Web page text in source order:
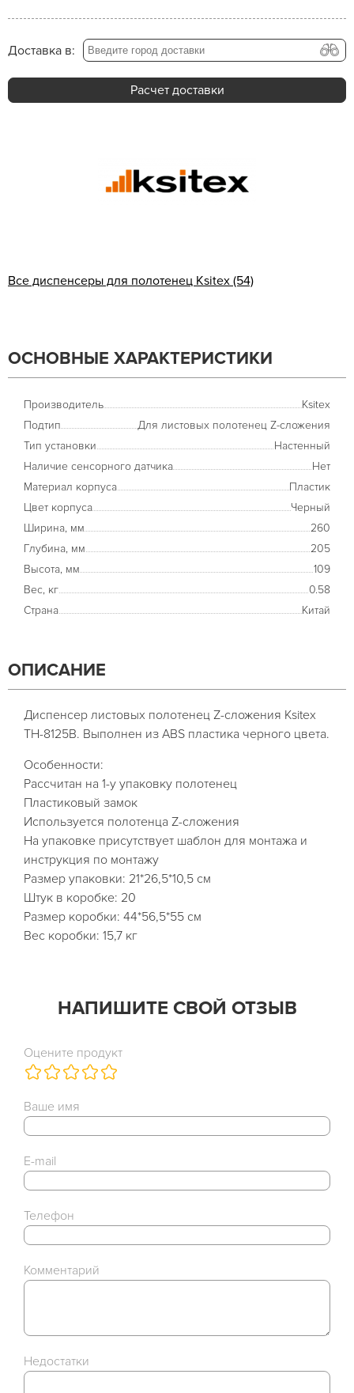
Доставка в:
Расчет доставки
Все диспенсеры для полотенец Ksitex (54)
ОСНОВНЫЕ ХАРАКТЕРИСТИКИ
Производитель
Ksitex
Подтип
Для листовых полотенец Z-сложения
Тип установки
Настенный
Наличие сенсорного датчика
Нет
Материал корпуса
Пластик
Цвет корпуса
Черный
Ширина, мм
260
Глубина, мм
205
Высота, мм
109
Вес, кг
0.58
Страна
Китай
ОПИСАНИЕ
Диспенсер листовых полотенец Z-сложения Ksitex
TH-8125B. Выполнен из ABS пластика черного цвета.
Особенности:
Рассчитан на 1-у упаковку полотенец
Пластиковый замок
Используется полотенца Z-сложения
На упаковке присутствует шаблон для монтажа и
инструкция по монтажу
Размер упаковки: 21*26,5*10,5 см
Штук в коробке: 20
Размер коробки: 44*56,5*55 см
Вес коробки: 15,7 кг
НАПИШИТЕ СВОЙ ОТЗЫВ
Оцените продукт
Ваше имя
E-mail
Телефон
Комментарий
Недостатки